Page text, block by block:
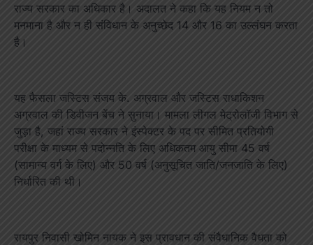
राज्य सरकार का अधिकार है। अदालत ने कहा कि यह नियम न तो
मनमाना है और न ही संविधान के अनुच्छेद 14 और 16 का उल्लंघन करता
है।
यह फैसला जस्टिस संजय के. अग्रवाल और जस्टिस राधाकिशन
अग्रवाल की डिवीजन बेंच ने सुनाया। मामला लीगल मेट्रोलॉजी विभाग से
जुड़ा है, जहां राज्य सरकार ने इंस्पेक्टर के पद पर सीमित प्रतियोगी
परीक्षा के माध्यम से पदोन्नति के लिए अधिकतम आयु सीमा 45 वर्ष
(सामान्य वर्ग के लिए) और 50 वर्ष (अनुसूचित जाति/जनजाति के लिए)
निर्धारित की थी।
रायपुर निवासी खोमिन नायक ने इस प्रावधान की संवैधानिक वैधता को